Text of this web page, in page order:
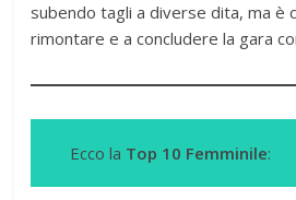
subendo tagli a diverse dita, ma è
rimontare e a concludere la gara
Ecco la Top 10 Femminile: